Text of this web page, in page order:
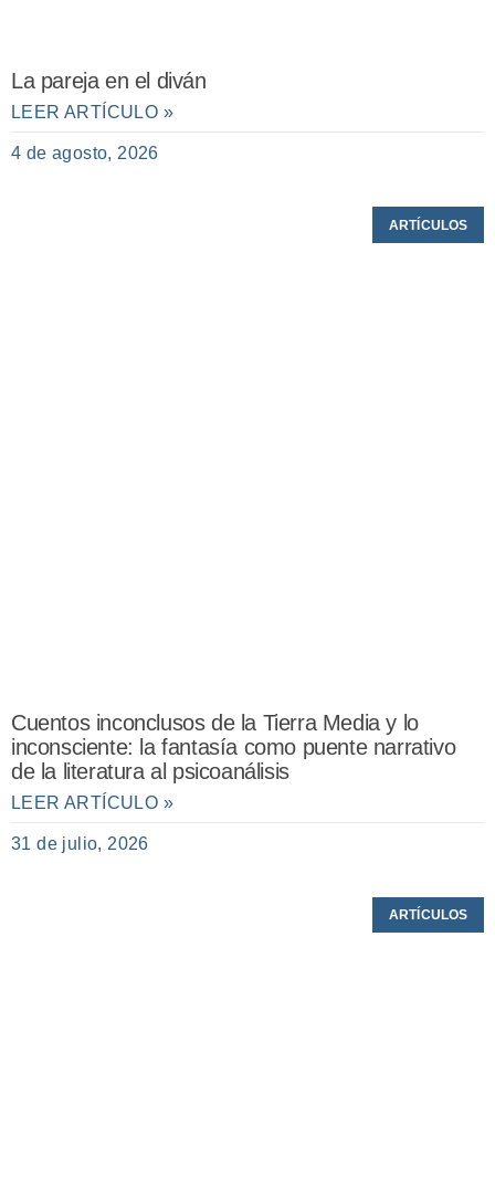
La pareja en el diván
LEER ARTÍCULO »
4 de agosto, 2026
ARTÍCULOS
Cuentos inconclusos de la Tierra Media y lo
inconsciente: la fantasía como puente narrativo
de la literatura al psicoanálisis
LEER ARTÍCULO »
31 de julio, 2026
ARTÍCULOS